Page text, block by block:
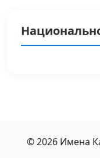
© 2026 Имена